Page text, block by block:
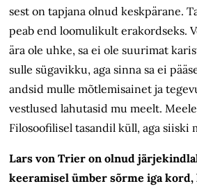
sest on tapjana olnud keskpärane.
peab end loomulikult erakordseks.
ära ole uhke, sa ei ole suurimat
sulle sügavikku, aga sinna sa ei
andsid mulle mõtlemisainet ja
vestlused lahutasid mu meelt.
Filosoofilisel tasandil küll, aga siiski
Lars von Trier on olnud
keeramisel ümber sõrme iga kord,